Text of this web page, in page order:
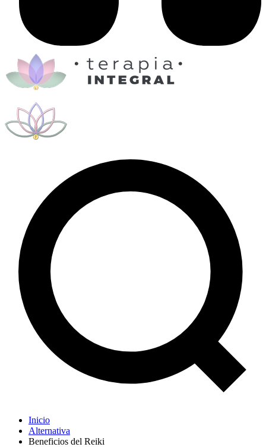
Inicio
Alternativa
Beneficios del Reiki